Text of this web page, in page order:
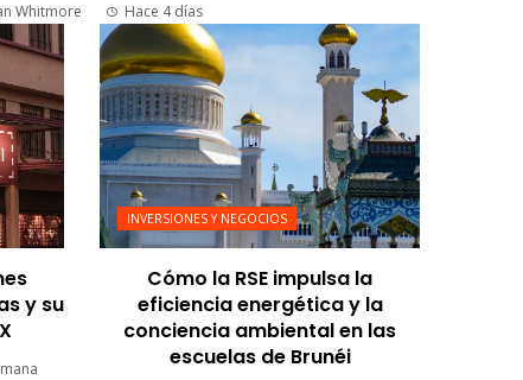
Whitmore Hace 4 días
y su
INVERSIONES Y NEGOCIOS
Cómo la RSE impulsa la
eficiencia energética y la
conciencia ambiental en las
escuelas de Brunéi